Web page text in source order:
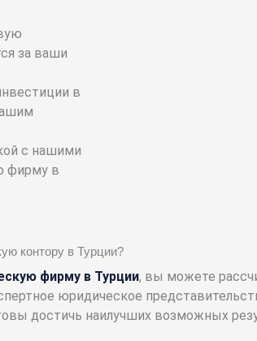
за ваши
в
с нашими
фирму в
контору в Турции?
фирму в Турции, вы можете
юридическое
достичь наилучших возможных